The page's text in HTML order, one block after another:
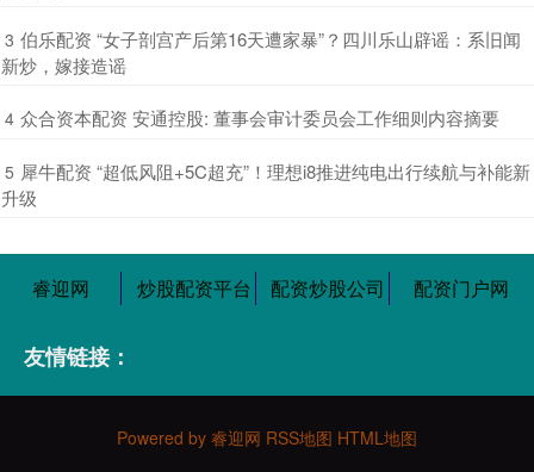
3 ​伯乐配资 “女子剖宫产后第16天遭家暴”？四川乐山辟谣：系旧闻
新炒，嫁接造谣
4 ​众合资本配资 安通控股: 董事会审计委员会工作细则内容摘要
5 ​犀牛配资 “超低风阻+5C超充”！理想i8推进纯电出行续航与补能新
升级
睿迎网 炒股配资平台 配资炒股公司 配资门户网
友情链接：
Powered by 睿迎网 RSS地图 HTML地图